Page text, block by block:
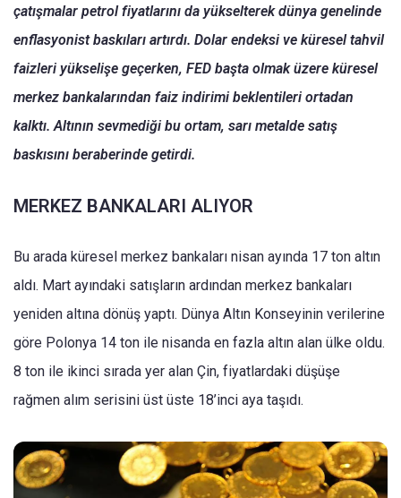
çatışmalar petrol fiyatlarını da yükselterek dünya genelinde
enflasyonist baskıları artırdı. Dolar endeksi ve küresel tahvil
faizleri yükselişe geçerken, FED başta olmak üzere küresel
merkez bankalarından faiz indirimi beklentileri ortadan
kalktı. Altının sevmediği bu ortam, sarı metalde satış
baskısını beraberinde getirdi.
MERKEZ BANKALARI ALIYOR
Bu arada küresel merkez bankaları nisan ayında 17 ton altın
aldı. Mart ayındaki satışların ardından merkez bankaları
yeniden altına dönüş yaptı. Dünya Altın Konseyinin verilerine
göre Polonya 14 ton ile nisanda en fazla altın alan ülke oldu.
8 ton ile ikinci sırada yer alan Çin, fiyatlardaki düşüşe
rağmen alım serisini üst üste 18’inci aya taşıdı.